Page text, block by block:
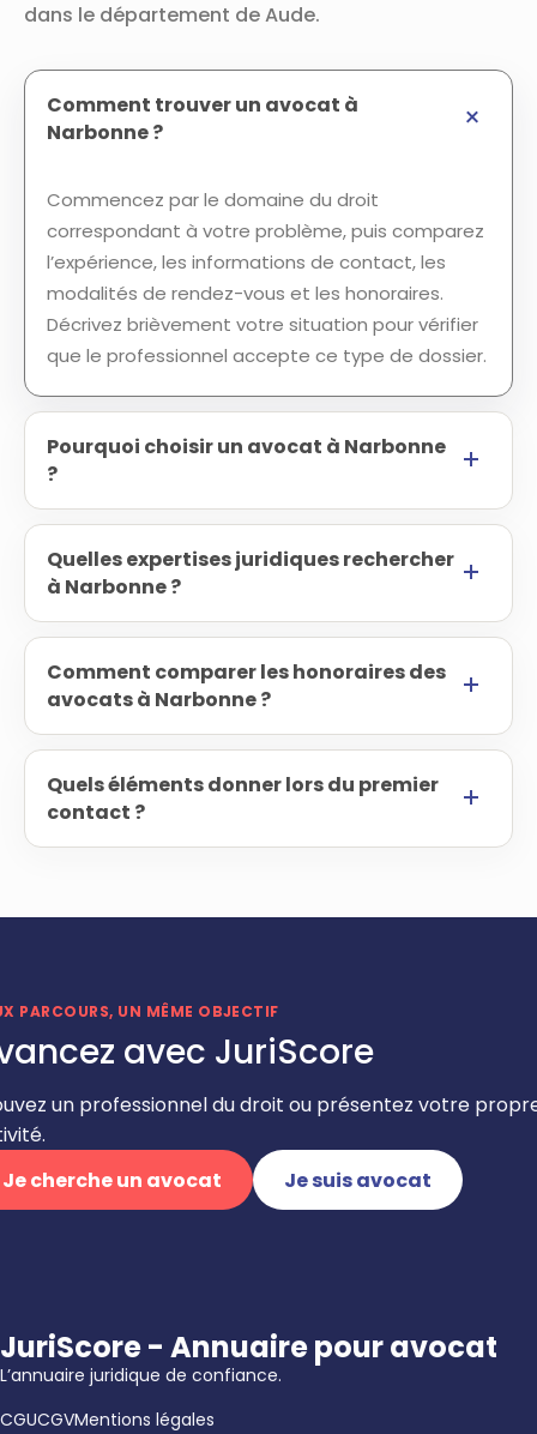
dans le département de Aude.
Comment trouver un avocat à
Narbonne ?
Commencez par le domaine du droit
correspondant à votre problème, puis comparez
l’expérience, les informations de contact, les
modalités de rendez-vous et les honoraires.
Décrivez brièvement votre situation pour vérifier
que le professionnel accepte ce type de dossier.
Pourquoi choisir un avocat à Narbonne
?
Quelles expertises juridiques rechercher
à Narbonne ?
Comment comparer les honoraires des
avocats à Narbonne ?
Quels éléments donner lors du premier
contact ?
PARCOURS, UN MÊME OBJECTIF
avec JuriScore
un professionnel du droit ou présentez votre
Je cherche un avocat
Je suis avocat
JuriScore - Annuaire pour avocat
L’annuaire juridique de confiance.
CGUCGVMentions légales